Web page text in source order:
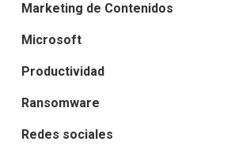
Marketing de Contenidos
Microsoft
Productividad
Ransomware
Redes sociales